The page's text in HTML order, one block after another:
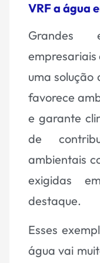
VRF a água
Grandes
empresariais
uma solução
favorece
e garante
de
ambientais
exigidas
destaque.
Esses
água vai